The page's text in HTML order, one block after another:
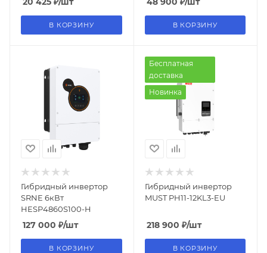
В КОРЗИНУ В КОРЗИНУ
Гибридный инвертор
SRNE 6кВт
HESP4860S100-H
127 000 ₽/шт
В КОРЗИНУ
Бесплатная
доставка
Новинка
Гибридный инвертор
MUST PH11-12KL3-EU
218 900 ₽/шт
В КОРЗИНУ